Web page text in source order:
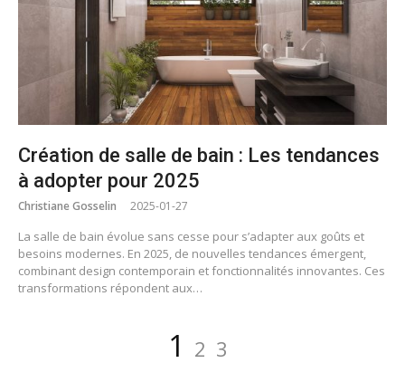
Création de salle de bain : Les tendances
à adopter pour 2025
Christiane Gosselin 2025-01-27
La salle de bain évolue sans cesse pour s’adapter aux goûts et
besoins modernes. En 2025, de nouvelles tendances émergent,
combinant design contemporain et fonctionnalités innovantes. Ces
transformations répondent aux…
Page
1 Page
2 Page
3